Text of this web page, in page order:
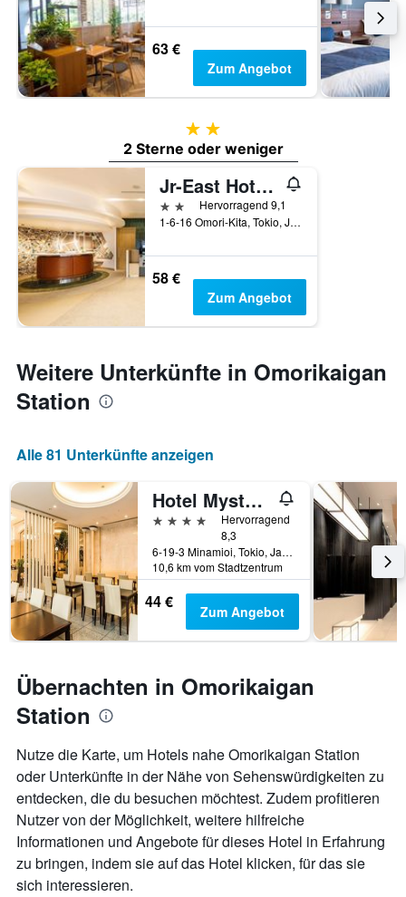
63 €
Zum Angebot
2 Sterne
2 Sterne oder weniger
Jr-East Hotel Mets Omori
2 SterneHervorragend 9,1
1-6-16 Omori-Kita, Tokio, Japan
58 €
Zum Angebot
Weitere Unterkünfte in Omorikaigan
Station
Alle 81 Unterkünfte anzeigen
Hotel Mystays Premier Omori
4 Sterne
Hervorragend
8,3
6-19-3 Minamioi, Tokio, Japan
10,6 km vom Stadtzentrum
44 € Zum Angebot
Übernachten in Omorikaigan
Station
Nutze die Karte, um Hotels nahe Omorikaigan Station
oder Unterkünfte in der Nähe von Sehenswürdigkeiten zu
entdecken, die du besuchen möchtest. Zudem profitieren
Nutzer von der Möglichkeit, weitere hilfreiche
Informationen und Angebote für dieses Hotel in Erfahrung
zu bringen, indem sie auf das Hotel klicken, für das sie
sich interessieren.